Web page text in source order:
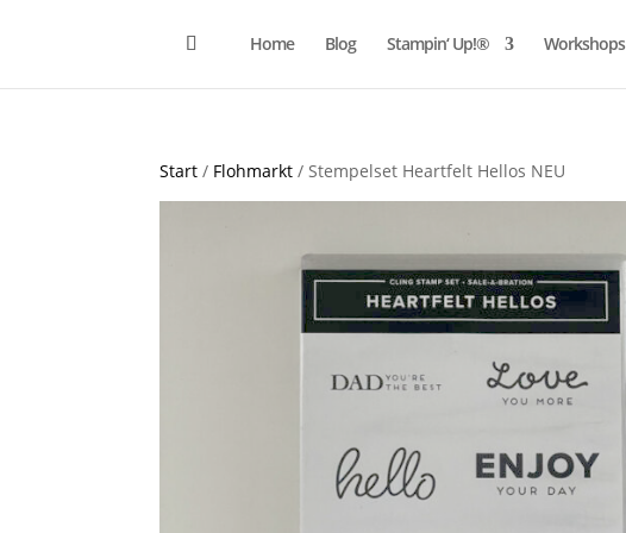
Home Blog Stampin‘ Up!® Workshops
Start / Flohmarkt / Stempelset Heartfelt Hellos NEU